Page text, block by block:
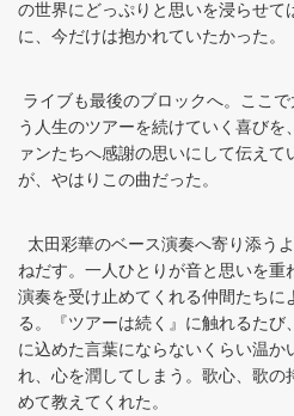
の世界にどっぷりと思いを浸らせて
に、今だけは抱かれていたかった。
ライブも最後のブロックへ。ここ
う人生のツアーを続けていく喜びを
ァンたちへ感謝の思いにして伝え
が、やはりこの曲だった。
太田彩華のベース演奏へ寄り添う
ねだす。一人ひとりが音と思いを重
演奏を受け止めてくれる仲間たちに
る。『ツアーは続く』に触れるたび
に込めた言葉にならないくらい温か
れ、心を潤してしまう。歌心、歌の
めて教えてくれた。